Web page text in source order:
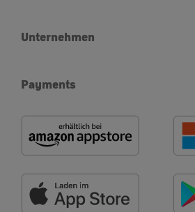
Unternehmen
Payments